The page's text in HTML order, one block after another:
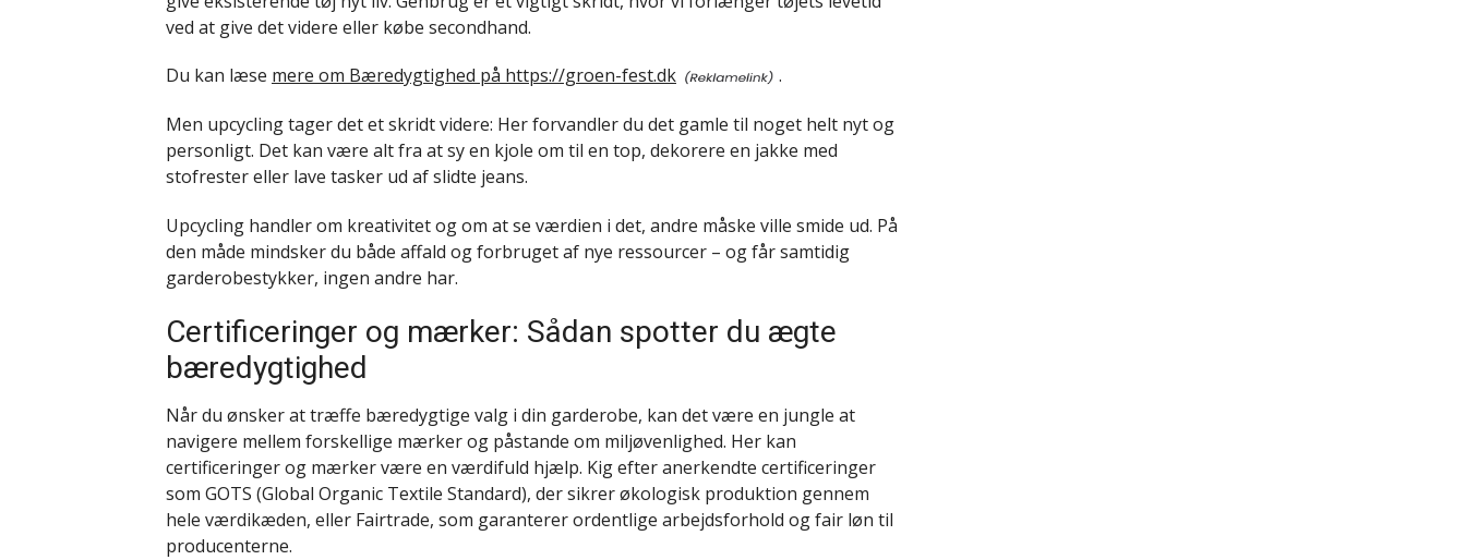
ved at give det videre eller købe secondhand.
Du kan læse mere om Bæredygtighed på https://groen-fest.dk .
Men upcycling tager det et skridt videre: Her forvandler du det gamle til noget helt nyt og
personligt. Det kan være alt fra at sy en kjole om til en top, dekorere en jakke med
stofrester eller lave tasker ud af slidte jeans.
Upcycling handler om kreativitet og om at se værdien i det, andre måske ville smide ud. På
den måde mindsker du både affald og forbruget af nye ressourcer – og får samtidig
garderobestykker, ingen andre har.
Certificeringer og mærker: Sådan spotter du ægte
bæredygtighed
Når du ønsker at træffe bæredygtige valg i din garderobe, kan det være en jungle at
navigere mellem forskellige mærker og påstande om miljøvenlighed. Her kan
certificeringer og mærker være en værdifuld hjælp. Kig efter anerkendte certificeringer
som GOTS (Global Organic Textile Standard), der sikrer økologisk produktion gennem
hele værdikæden, eller Fairtrade, som garanterer ordentlige arbejdsforhold og fair løn til
producenterne.